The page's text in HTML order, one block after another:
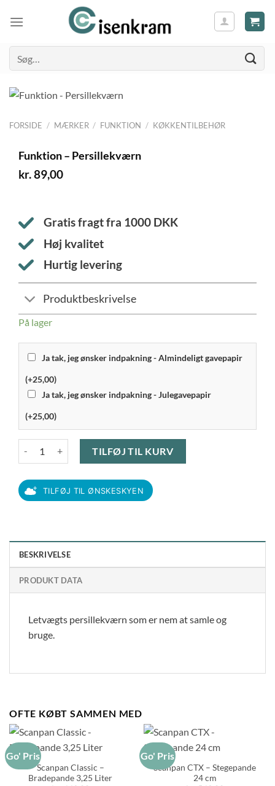
efter:
FORSIDE / MÆRKER / FUNKTION / KØKKENTILBEHØR
Funktion – Persillekværn
kr.89,00
Gratis fragt fra 1000 DKK
Høj kvalitet
Hurtig levering
Produktbeskrivelse
På lager
Ja tak, jeg ønsker indpakning - Almindeligt gavepapir
(+25,00)
Ja tak, jeg ønsker indpakning - Julegavepapir
(+25,00)
TILFØJ TIL KURV
TILFØJ TIL ØNSKESKYEN
BESKRIVELSE
PRODUKT DATA
Letvægts persillekværn som er nem at samle og
bruge.
OFTE KØBT SAMMEN MED
Go' Pris
Scanpan Classic –
Bradepande 3,25 Liter
Go' Pris
Scanpan CTX – Stegepande
24 cm